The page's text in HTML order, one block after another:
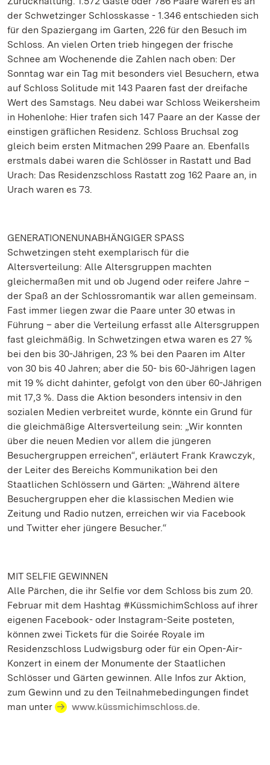
der Schwetzinger Schlosskasse - 1.346 entschieden sich
für den Spaziergang im Garten, 226 für den Besuch im
Schloss. An vielen Orten trieb hingegen der frische
Schnee am Wochenende die Zahlen nach oben: Der
Sonntag war ein Tag mit besonders viel Besuchern, etwa
auf Schloss Solitude mit 143 Paaren fast der dreifache
Wert des Samstags. Neu dabei war Schloss Weikersheim
in Hohenlohe: Hier trafen sich 147 Paare an der Kasse der
einstigen gräflichen Residenz. Schloss Bruchsal zog
gleich beim ersten Mitmachen 299 Paare an. Ebenfalls
erstmals dabei waren die Schlösser in Rastatt und Bad
Urach: Das Residenzschloss Rastatt zog 162 Paare an, in
Urach waren es 73.
GENERATIONENUNABHÄNGIGER SPASS
Schwetzingen steht exemplarisch für die
Altersverteilung: Alle Altersgruppen machten
gleichermaßen mit und ob Jugend oder reifere Jahre –
der Spaß an der Schlossromantik war allen gemeinsam.
Fast immer liegen zwar die Paare unter 30 etwas in
Führung – aber die Verteilung erfasst alle Altersgruppen
fast gleichmäßig. In Schwetzingen etwa waren es 27 %
bei den bis 30-Jährigen, 23 % bei den Paaren im Alter
von 30 bis 40 Jahren; aber die 50- bis 60-Jährigen lagen
mit 19 % dicht dahinter, gefolgt von den über 60-Jährigen
mit 17,3 %. Dass die Aktion besonders intensiv in den
sozialen Medien verbreitet wurde, könnte ein Grund für
die gleichmäßige Altersverteilung sein: „Wir konnten
über die neuen Medien vor allem die jüngeren
Besuchergruppen erreichen“, erläutert Frank Krawczyk,
der Leiter des Bereichs Kommunikation bei den
Staatlichen Schlössern und Gärten: „Während ältere
Besuchergruppen eher die klassischen Medien wie
Zeitung und Radio nutzen, erreichen wir via Facebook
und Twitter eher jüngere Besucher.“
MIT SELFIE GEWINNEN
Alle Pärchen, die ihr Selfie vor dem Schloss bis zum 20.
Februar mit dem Hashtag #KüssmichimSchloss auf ihrer
eigenen Facebook- oder Instagram-Seite posteten,
können zwei Tickets für die Soirée Royale im
Residenzschloss Ludwigsburg oder für ein Open-Air-
Konzert in einem der Monumente der Staatlichen
Schlösser und Gärten gewinnen. Alle Infos zur Aktion,
zum Gewinn und zu den Teilnahmebedingungen findet
man unter
www.küssmichimschloss.de.